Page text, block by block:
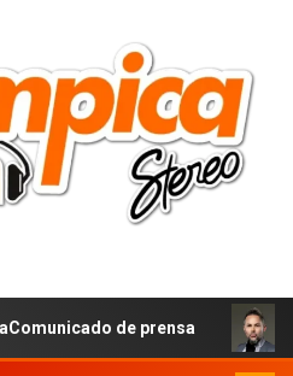
de prensa MARCOS